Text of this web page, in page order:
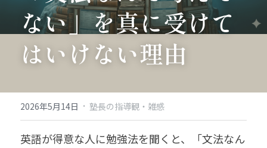
ない」を真に受けて
はいけない理由
2026年5月14日 · 塾長の指導観・雑感
英語が得意な人に勉強法を聞くと、「文法なん